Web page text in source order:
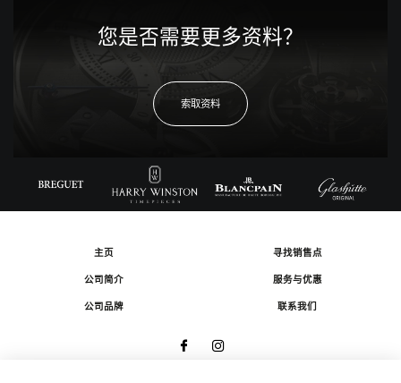
您是否需要更多资料？
索取资料
主页
公司简介
公司品牌
寻找销售点
服务与优惠
联系我们